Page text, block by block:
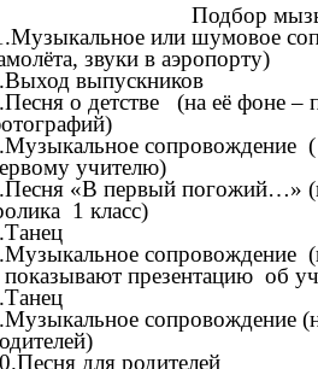
или шумовое
звуки в аэропорту)
выпускников
о детстве (на её фоне –
сопровождение (
учителю)
«В первый погожий…»
1 класс)
сопровождение
показывают презентацию об
сопровождение
для родителей